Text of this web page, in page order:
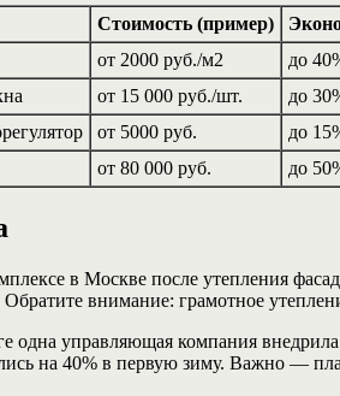
Стоимость (пример)
от 2000 руб./м2 до
от 15 000 руб./шт. до
от 5000 руб. до
от 80 000 руб. до
в Москве после утепления
Обратите внимание: грамотное
одна управляющая компания
на 40% в первую зиму. Важно —